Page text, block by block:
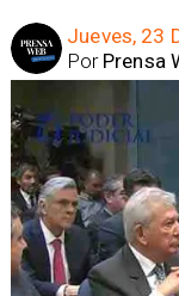
Jueves, 23
Prensa
Por